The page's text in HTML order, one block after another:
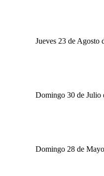
Jueves 23 de Agosto
Domingo 30 de Julio
Domingo 28 de